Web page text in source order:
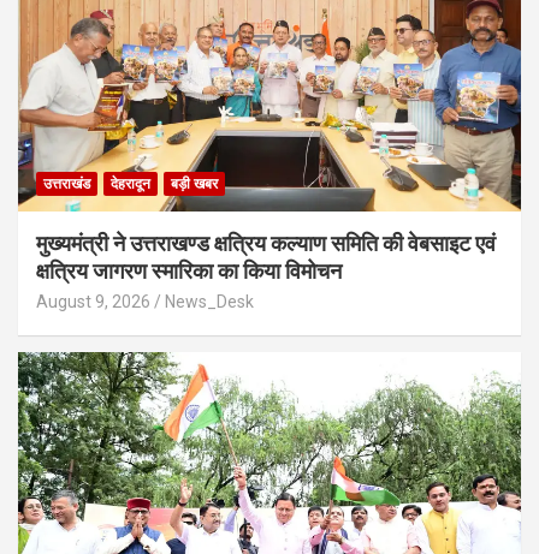
उत्तराखंड देहरादून बड़ी खबर
मुख्यमंत्री ने उत्तराखण्ड क्षत्रिय कल्याण समिति की वेबसाइट एवं
क्षत्रिय जागरण स्मारिका का किया विमोचन
August 9, 2026 News_Desk